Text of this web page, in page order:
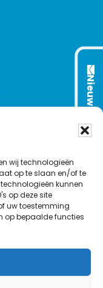
wij technologieën
op te slaan en/of te
kunnen
op deze site
uw toestemming
op bepaalde functies
C
o
n
a
Nieuwsbrief